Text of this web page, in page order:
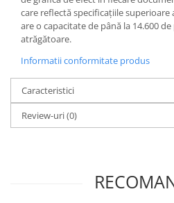
care reflectă specificațiile superioare
are o capacitate de până la 14.600
atrăgătoare.
Informatii conformitate produs
Caracteristici
Review-uri(0)